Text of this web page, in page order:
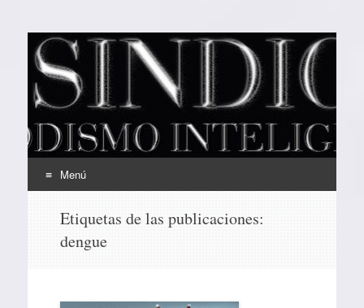
EL SINDICAL
Periodismo Inteligente
Menú
contenido
Etiquetas de las publicaciones:
dengue